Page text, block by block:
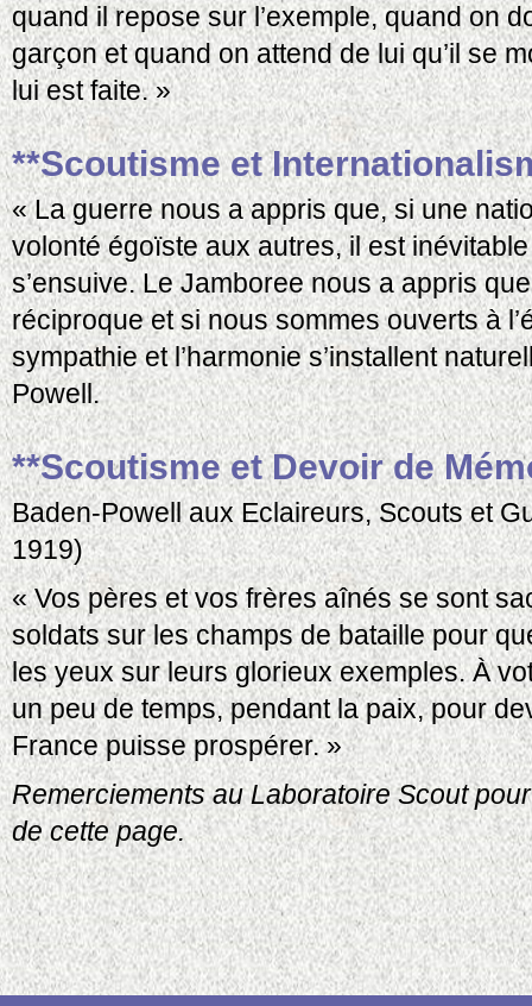
quand il repose sur l’exemple, quand on
garçon et quand on attend de lui qu’il se
lui est faite. »
**Scoutisme et
« La guerre nous a appris que, si une
volonté égoïste aux autres, il est
s’ensuive. Le Jamboree nous a appris
réciproque et si nous sommes ouverts à
sympathie et l’harmonie s’installent
Powell.
**Scoutisme et Devoir de
Baden-Powell aux Eclaireurs, Scouts et
1919)
« Vos pères et vos frères aînés se sont
soldats sur les champs de bataille pour
les yeux sur leurs glorieux exemples. À
un peu de temps, pendant la paix, pour
France puisse prospérer. »
Remerciements au Laboratoire Scout
de cette page.